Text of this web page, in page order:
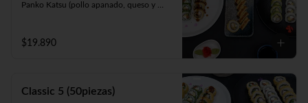
Panko Katsu (pollo apanado, queso y
queso y cebollín. Frito en panko).
California Sake (salmón, queso y palta.
$19.890
Classic 5 (50piezas)